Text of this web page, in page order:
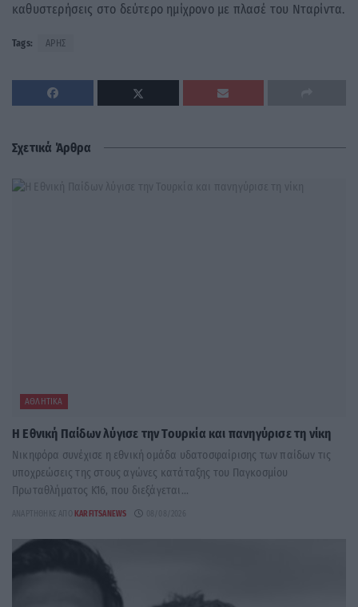
καθυστερήσεις στο δεύτερο ημίχρονο με πλασέ του Νταρίντα.
Tags: ΑΡΗΣ
Σχετικά Άρθρα
ΑΘΛΗΤΙΚΆ
Η Εθνική Παίδων λύγισε την Τουρκία και πανηγύρισε τη νίκη
Νικηφόρα συνέχισε η εθνική ομάδα υδατοσφαίρισης των παίδων τις
υποχρεώσεις της στους αγώνες κατάταξης του Παγκοσμίου
Πρωταθλήματος Κ16, που διεξάγεται...
KARFITSANEWS